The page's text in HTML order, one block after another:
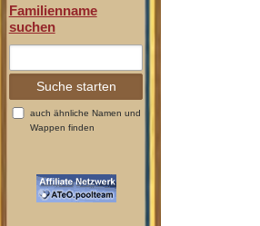
Familienname
suchen
auch ähnliche Namen und
Wappen finden